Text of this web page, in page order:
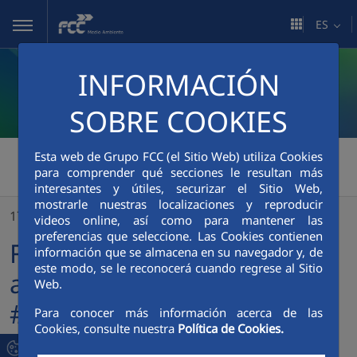
Saltar al contenido principal
INFORMACIÓN
SOBRE COOKIES
Esta web de Grupo FCC (el Sitio Web) utiliza Cookies
para comprender qué secciones le resultan más
interesantes y útiles, securizar el Sitio Web,
mostrarle nuestras localizaciones y reproducir
videos online, así como para mantener las
preferencias que seleccione. Las Cookies contienen
información que se almacena en su navegador y, de
este modo, se le reconocerá cuando regrese al Sitio
Web.
Para conocer más información acerca de las
Cookies, consulte nuestra Política de Cookies.
ES
FCC Medio Ambiente >
FCC Medio Ambiente se adhiere a la iniciativa #EstoNOtienequePARAR
17/04/2020
FCC Medio Ambiente se
adhiere a la iniciativa
#EstoNOtienequePARAR